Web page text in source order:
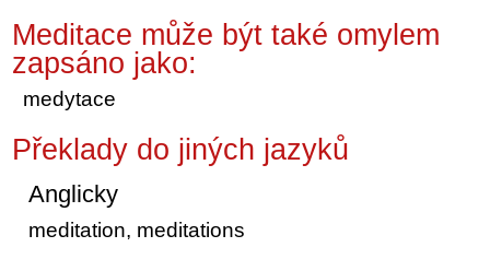
Meditace může být také omylem
zapsáno jako:
medytace
Překlady do jiných jazyků
Anglicky
meditation, meditations